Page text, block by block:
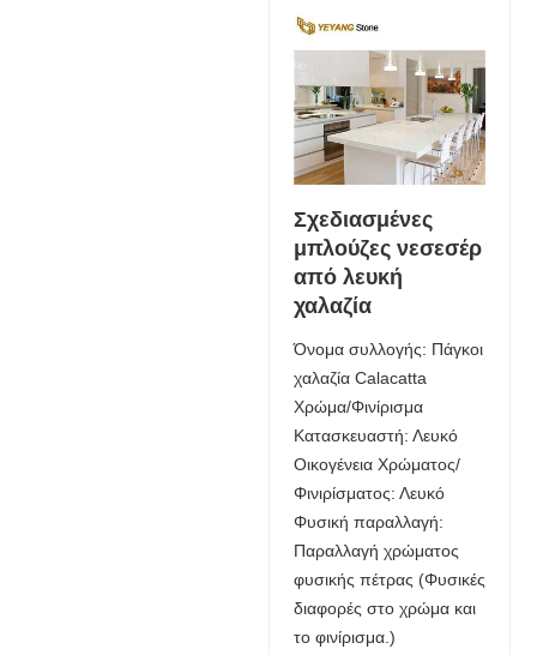
Σχεδιασμένες
μπλούζες νεσεσέρ
από λευκή
χαλαζία
Όνομα συλλογής: Πάγκοι
χαλαζία Calacatta
Χρώμα/Φινίρισμα
Κατασκευαστή: Λευκό
Οικογένεια Χρώματος/
Φινιρίσματος: Λευκό
Φυσική παραλλαγή:
Παραλλαγή χρώματος
φυσικής πέτρας (Φυσικές
διαφορές στο χρώμα και
το φινίρισμα.)